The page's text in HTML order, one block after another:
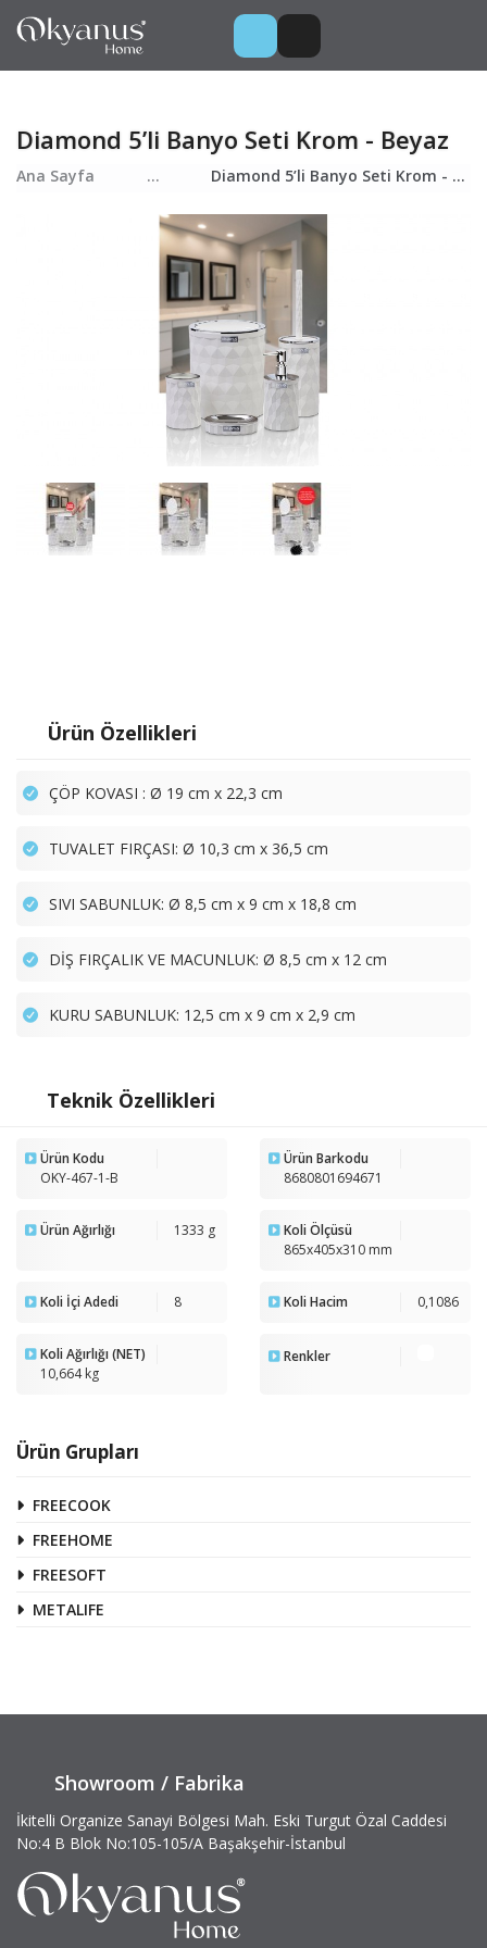
Ürün Grupları
FREECOOK
FREEHOME
FREESOFT
METALIFE
Diamond 5’li Banyo Seti Krom - Beyaz
Ana Sayfa ... Diamond 5’li Banyo Seti Krom - Beyaz
Ürün Özellikleri
ÇÖP KOVASI : Ø 19 cm x 22,3 cm
TUVALET FIRÇASI: Ø 10,3 cm x 36,5 cm
SIVI SABUNLUK: Ø 8,5 cm x 9 cm x 18,8 cm
DİŞ FIRÇALIK VE MACUNLUK: Ø 8,5 cm x 12 cm
KURU SABUNLUK: 12,5 cm x 9 cm x 2,9 cm
Teknik Özellikleri
Ürün Kodu
OKY-467-1-B
Ürün Barkodu
8680801694671
Ürün Ağırlığı 1333 g
Koli Ölçüsü
865x405x310 mm
Koli İçi Adedi 8 Koli Hacim 0,1086
Koli Ağırlığı (NET)
10,664 kg
Renkler
Showroom / Fabrika
İkitelli Organize Sanayi Bölgesi Mah. Eski Turgut Özal Caddesi
No:4 B Blok No:105-105/A Başakşehir-İstanbul